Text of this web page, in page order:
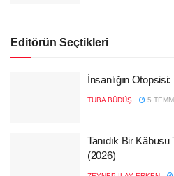
Editörün Seçtikleri
İnsanlığın
TUBA BÜDÜŞ 5
Tanıdık Bir
(2026)